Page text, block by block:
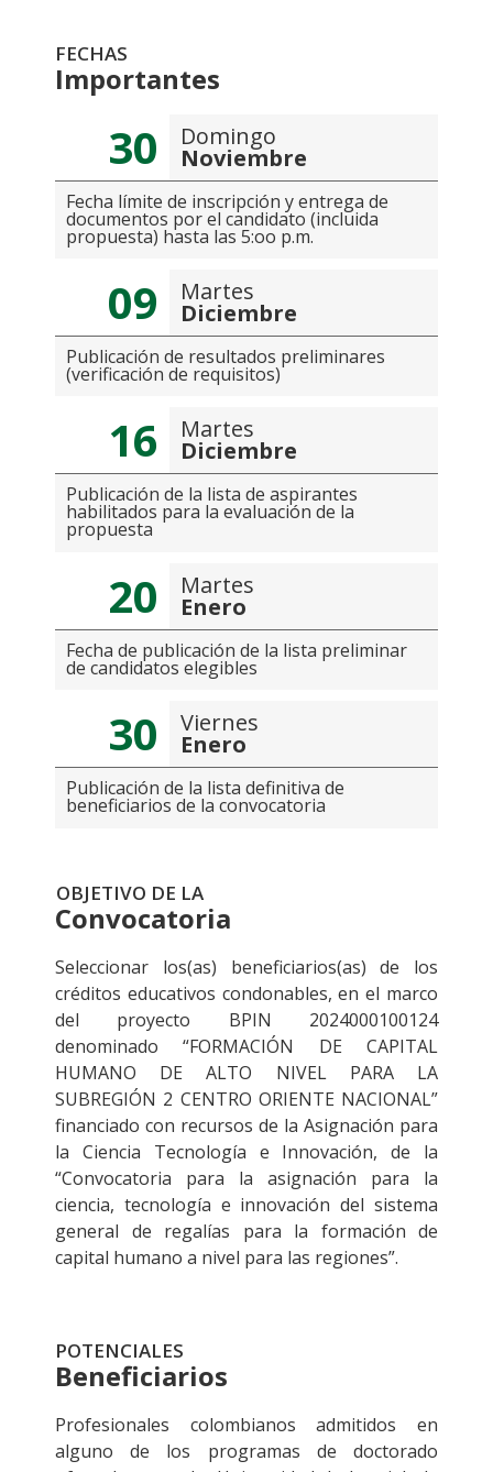
FECHAS
Importantes
30 Domingo
Noviembre
Fecha límite de inscripción y entrega de
documentos por el candidato (incluida
propuesta) hasta las 5:oo p.m.
09 Martes
Diciembre
Publicación de resultados preliminares
(verificación de requisitos)
16 Martes
Diciembre
Publicación de la lista de aspirantes
habilitados para la evaluación de la
propuesta
20 Martes
Enero
Fecha de publicación de la lista preliminar
de candidatos elegibles
30 Viernes
Enero
Publicación de la lista definitiva de
beneficiarios de la convocatoria
OBJETIVO DE LA
Convocatoria
Seleccionar los(as) beneficiarios(as) de los
créditos educativos condonables, en el marco
del proyecto BPIN 2024000100124
denominado “FORMACIÓN DE CAPITAL
HUMANO DE ALTO NIVEL PARA LA
SUBREGIÓN 2 CENTRO ORIENTE NACIONAL”
financiado con recursos de la Asignación para
la Ciencia Tecnología e Innovación, de la
“Convocatoria para la asignación para la
ciencia, tecnología e innovación del sistema
general de regalías para la formación de
capital humano a nivel para las regiones”.
POTENCIALES
Beneficiarios
Profesionales colombianos admitidos en
alguno de los programas de doctorado